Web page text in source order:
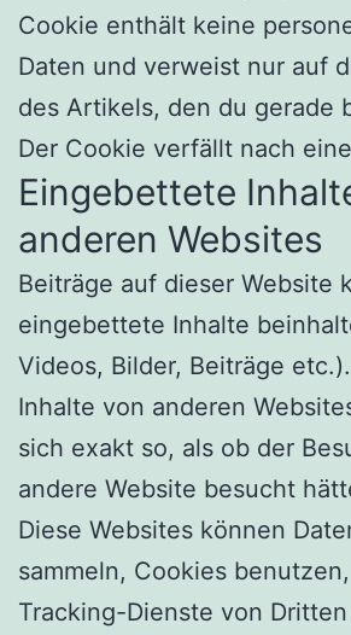
Cookie enthält keine
Daten und verweist nur auf
des Artikels, den du gerade
Der Cookie verfällt nach
Eingebettete
anderen Websites
Beiträge auf dieser Website
eingebettete Inhalte
Videos, Bilder, Beiträge
Inhalte von anderen
sich exakt so, als ob der
andere Website besucht
Diese Websites können
sammeln, Cookies
Tracking-Dienste von